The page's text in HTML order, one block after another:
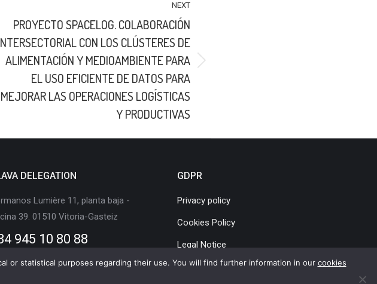
NEXT
PROYECTO SPACELOG. COLABORACIÓN
CON LOS CLÚSTERES DE
ALIMENTACIÓN Y MEDIOAMBIENTE PARA
EL USO EFICIENTE DE DATOS PARA
MEJORAR LAS OPERACIONES LOGÍSTICAS
Y PRODUCTIVAS
DELEGATION
Lumière 11, planta baja -
39. 01510 Vitoria-Gasteiz
945 10 80 88
GDPR
Privacy policy
Cookies Policy
Legal Notice
or statistical purposes regarding their use. You will find further information in our cookies